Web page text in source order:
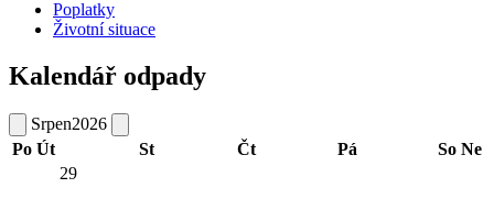
Poplatky
Životní situace
Kalendář odpady
Srpen2026
Po Út St Čt Pá So Ne
29